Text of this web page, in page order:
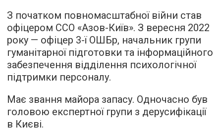
З початком повномасштабної війни став
офіцером ССО «Азов-Київ». З вересня 2022
року — офіцер 3-ї ОШБр, начальник групи
гуманітарної підготовки та інформаційного
забезпечення відділення психологічної
підтримки персоналу.
Має звання майора запасу. Одночасно був
головою експертної групи з дерусифікації
в Києві.